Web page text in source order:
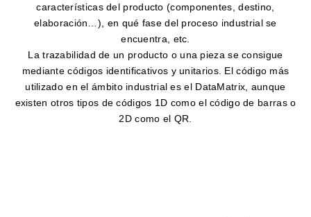
características del producto (componentes, destino,
elaboración…), en qué fase del proceso industrial se
encuentra, etc.
La trazabilidad de un producto o una pieza se consigue
mediante códigos identificativos y unitarios. El código más
utilizado en el ámbito industrial es el DataMatrix, aunque
existen otros tipos de códigos 1D como el código de barras o
2D como el QR.